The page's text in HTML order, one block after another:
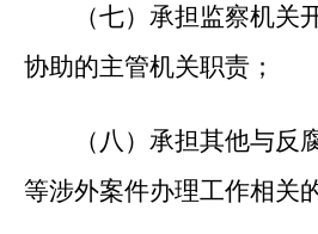
（七）承担监察机关
协助的主管机关职责；
（八）承担其他与反
等涉外案件办理工作相关